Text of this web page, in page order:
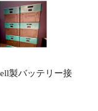
製バッテリー接